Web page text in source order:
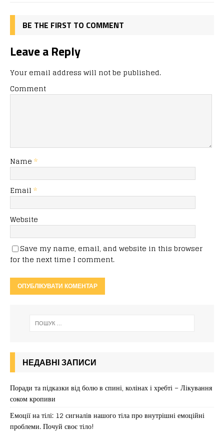
BE THE FIRST TO COMMENT
Leave a Reply
Your email address will not be published.
Comment
Name *
Email *
Website
Save my name, email, and website in this browser
for the next time I comment.
НЕДАВНІ ЗАПИСИ
Поради та підказки від болю в спині, колінах і хребті – Лікування
соком кропиви
Емоції на тілі: 12 сигналів нашого тіла про внутрішні емоційні
проблеми. Почуй своє тіло!